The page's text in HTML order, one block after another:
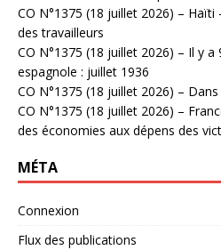
CO N°1375 (18 juillet 2026) – Haïti
des travailleurs
CO N°1375 (18 juillet 2026) – Il y a
espagnole : juillet 1936
CO N°1375 (18 juillet 2026) –
CO N°1375 (18 juillet 2026) –
des économies aux dépens des
MÉTA
Connexion
Flux des publications